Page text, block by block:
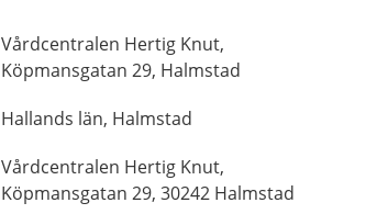
Vårdcentralen Hertig Knut,
Köpmansgatan 29, Halmstad
Hallands län, Halmstad
Vårdcentralen Hertig Knut,
Köpmansgatan 29, 30242 Halmstad